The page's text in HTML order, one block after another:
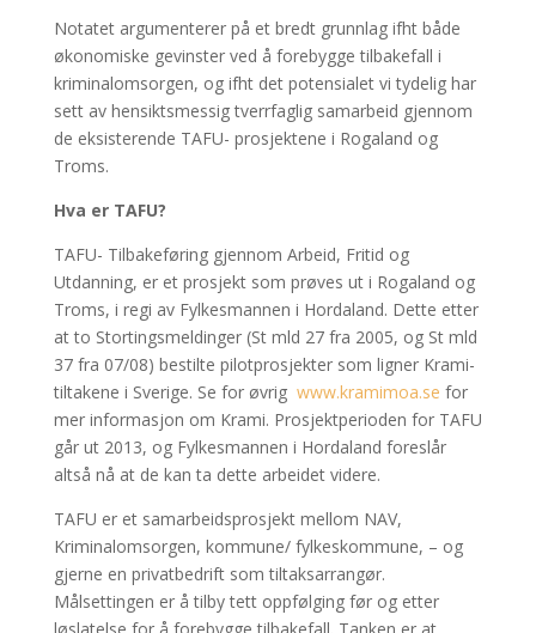
Notatet argumenterer på et bredt grunnlag ifht både
økonomiske gevinster ved å forebygge tilbakefall i
kriminalomsorgen, og ifht det potensialet vi tydelig har
sett av hensiktsmessig tverrfaglig samarbeid gjennom
de eksisterende TAFU- prosjektene i Rogaland og
Troms.
Hva er TAFU?
TAFU- Tilbakeføring gjennom Arbeid, Fritid og
Utdanning, er et prosjekt som prøves ut i Rogaland og
Troms, i regi av Fylkesmannen i Hordaland. Dette etter
at to Stortingsmeldinger (St mld 27 fra 2005, og St mld
37 fra 07/08) bestilte pilotprosjekter som ligner Krami-
tiltakene i Sverige. Se for øvrig www.kramimoa.se for
mer informasjon om Krami. Prosjektperioden for TAFU
går ut 2013, og Fylkesmannen i Hordaland foreslår
altså nå at de kan ta dette arbeidet videre.
TAFU er et samarbeidsprosjekt mellom NAV,
Kriminalomsorgen, kommune/ fylkeskommune, – og
gjerne en privatbedrift som tiltaksarrangør.
Målsettingen er å tilby tett oppfølging før og etter
løslatelse for å forebygge tilbakefall. Tanken er at